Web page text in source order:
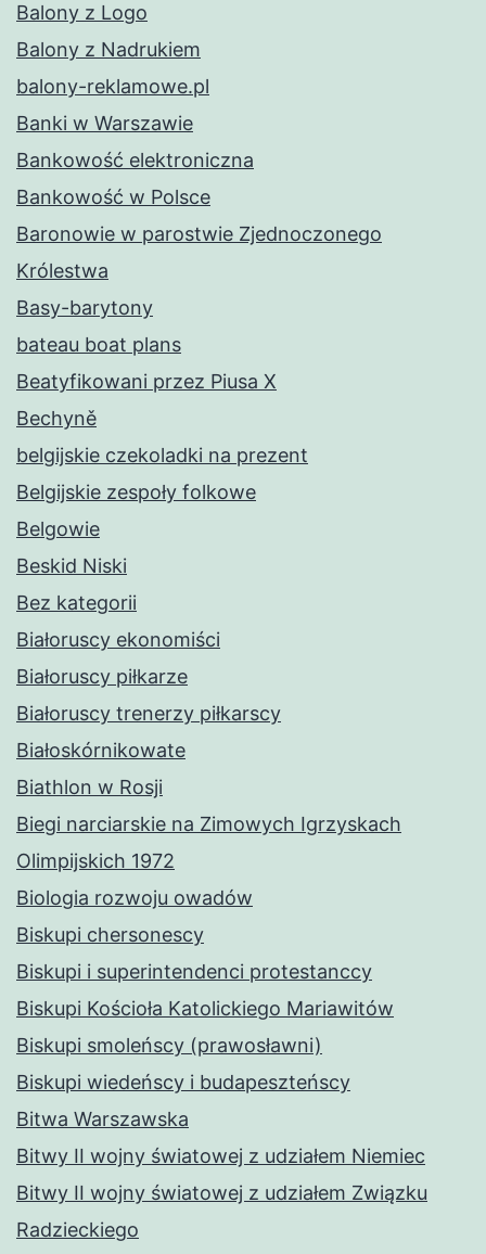
Balony z Logo
Balony z Nadrukiem
balony-reklamowe.pl
Banki w Warszawie
Bankowość elektroniczna
Bankowość w Polsce
Baronowie w parostwie Zjednoczonego
Królestwa
Basy-barytony
bateau boat plans
Beatyfikowani przez Piusa X
Bechyně
belgijskie czekoladki na prezent
Belgijskie zespoły folkowe
Belgowie
Beskid Niski
Bez kategorii
Białoruscy ekonomiści
Białoruscy piłkarze
Białoruscy trenerzy piłkarscy
Białoskórnikowate
Biathlon w Rosji
Biegi narciarskie na Zimowych Igrzyskach
Olimpijskich 1972
Biologia rozwoju owadów
Biskupi chersonescy
Biskupi i superintendenci protestanccy
Biskupi Kościoła Katolickiego Mariawitów
Biskupi smoleńscy (prawosławni)
Biskupi wiedeńscy i budapeszteńscy
Bitwa Warszawska
Bitwy II wojny światowej z udziałem Niemiec
Bitwy II wojny światowej z udziałem Związku
Radzieckiego